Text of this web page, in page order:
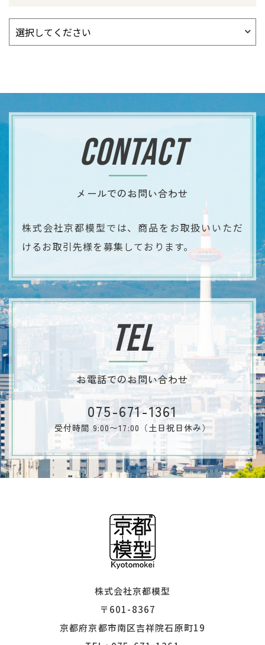
CONTACT
メールでのお問い合わせ
株式会社京都模型では、商品をお取扱いいただ
ける​​​​​​​お取引先様を募集しております。
TEL
お電話でのお問い合わせ
075-671-1361
受付時間 9:00〜17:00（土日祝日休み）
株式会社京都模型
〒601-8367
​​​​​​​京都府京都市南区吉祥院石原町19